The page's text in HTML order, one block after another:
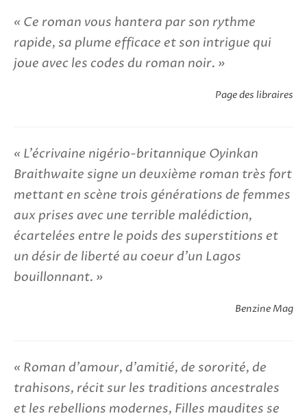
Ce roman vous hantera par son rythme
rapide, sa plume efficace et son intrigue qui
joue avec les codes du roman noir.
Page des libraires
L'écrivaine nigério-britannique Oyinkan
Braithwaite signe un deuxième roman très fort
mettant en scène trois générations de femmes
aux prises avec une terrible malédiction,
écartelées entre le poids des superstitions et
un désir de liberté au coeur d’un Lagos
bouillonnant.
Benzine Mag
Roman d'amour, d'amitié, de sororité, de
trahisons, récit sur les traditions ancestrales
et les rebellions modernes, Filles maudites se